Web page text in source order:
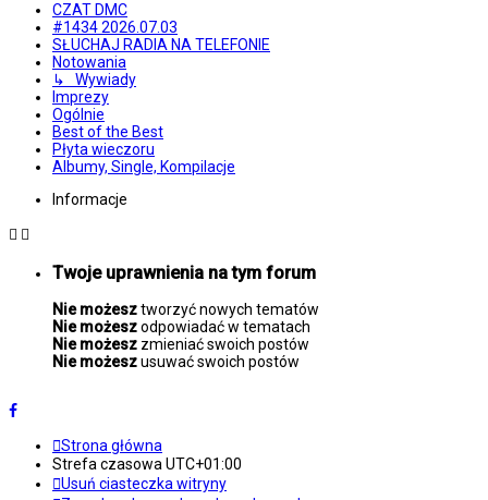
CZAT DMC
#1434 2026.07.03
SŁUCHAJ RADIA NA TELEFONIE
Notowania
↳ Wywiady
Imprezy
Ogólnie
Best of the Best
Płyta wieczoru
Albumy, Single, Kompilacje
Informacje
Twoje uprawnienia na tym forum
Nie możesztworzyć nowych tematów
Nie możeszodpowiadać w tematach
Nie możesz zmieniać swoich postów
Nie możeszusuwać swoich postów
Strona główna
Strefa czasowa UTC+01:00
Usuń ciasteczka witryny